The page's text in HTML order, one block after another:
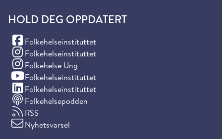
HOLD DEG OPPDATERT
Folkehelseinstituttet
(Facebook)
Folkehelseinstituttet
(Instagram)
Folkehelse Ung
(Instagram)
Folkehelseinstituttet
(YouTube)
Folkehelseinstituttet
(LinkedIn)
Folkehelsepodden
RSS
Nyhetsvarsel